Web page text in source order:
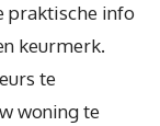
praktische info
keurmerk.
te
woning te